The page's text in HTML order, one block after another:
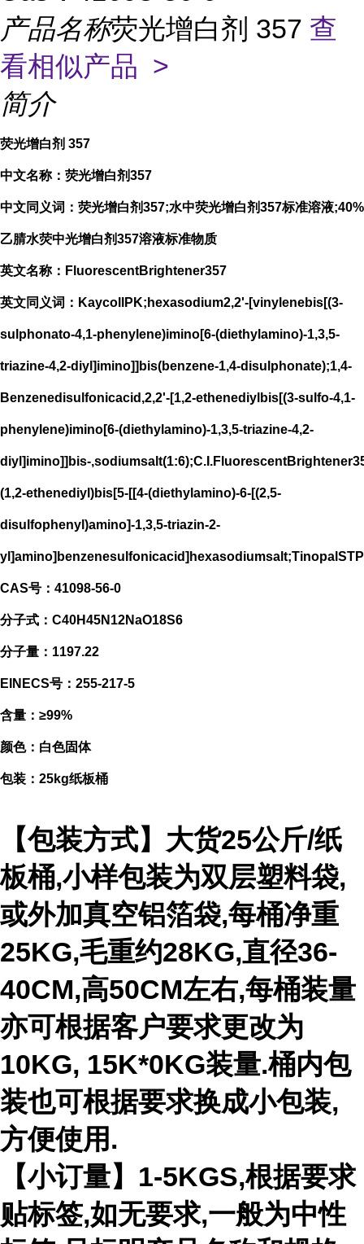
产品名称荧光增白剂 357 查
看相似产品 >
简介
荧光增白剂 357
中文名称：荧光增白剂357
中文同义词：荧光增白剂357;水中荧光增白剂357标准溶液;40%
乙腈水荧中光增白剂357溶液标准物质
英文名称：FluorescentBrightener357
英文同义词：KaycollPK;hexasodium2,2'-[vinylenebis[(3-
sulphonato-4,1-phenylene)imino[6-(diethylamino)-1,3,5-
triazine-4,2-diyl]imino]]bis(benzene-1,4-disulphonate);1,4-
Benzenedisulfonicacid,2,2'-[1,2-ethenediylbis[(3-sulfo-4,1-
phenylene)imino[6-(diethylamino)-1,3,5-triazine-4,2-
diyl]imino]]bis-
(1,2-ethenediyl)bis[5-[[4-(diethylamino)-6-[(2,5-
disulfophenyl)amino]-1,3,5-triazin-2-
CAS号：41098-56-0
分子式：C40H45N12NaO18S6
分子量：1197.22
EINECS号：255-217-5
含量：≥99%
颜色：白色固体
包装：25kg纸板桶
【包装方式】大货25公斤/纸
板桶,小样包装为双层塑料袋,
或外加真空铝箔袋,每桶净重
25KG,毛重约28KG,直径36-
40CM,高50CM左右,每桶装量
亦可根据客户要求更改为
10KG, 15K*0KG装量.桶内包
装也可根据要求换成小包装,
方便使用.
【小订量】1-5KGS,根据要求
贴标签,如无要求,一般为中性